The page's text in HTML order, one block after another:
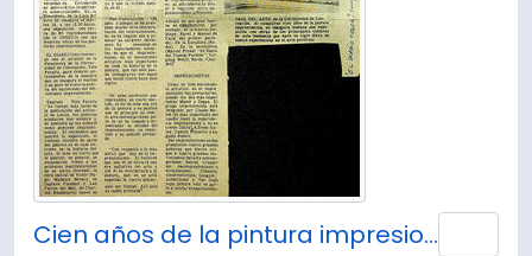
Cien años de la pintura impresionista.